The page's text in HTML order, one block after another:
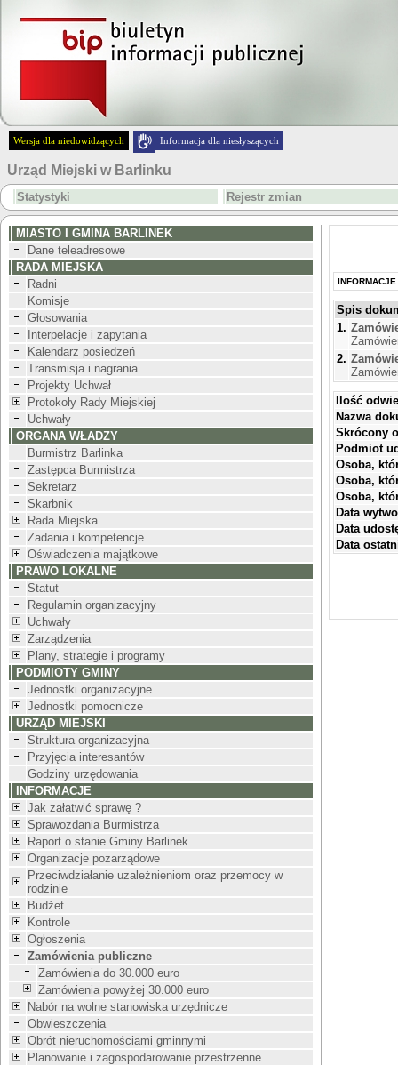
Wersja dla niedowidzących Informacja dla niesłyszących
Urząd Miejski w Barlinku
Statystyki Rejestr zmian
MIASTO I GMINA BARLINEK
Dane teleadresowe
RADA MIEJSKA
Radni
Komisje
Głosowania
Interpelacje i zapytania
Kalendarz posiedzeń
Transmisja i nagrania
Projekty Uchwał
Protokoły Rady Miejskiej
Uchwały
ORGANA WŁADZY
Burmistrz Barlinka
Zastępca Burmistrza
Sekretarz
Skarbnik
Rada Miejska
Zadania i kompetencje
Oświadczenia majątkowe
PRAWO LOKALNE
Statut
Regulamin organizacyjny
Uchwały
Zarządzenia
Plany, strategie i programy
PODMIOTY GMINY
Jednostki organizacyjne
Jednostki pomocnicze
URZĄD MIEJSKI
Struktura organizacyjna
Przyjęcia interesantów
Godziny urzędowania
INFORMACJE
Jak załatwić sprawę ?
Sprawozdania Burmistrza
Raport o stanie Gminy Barlinek
Organizacje pozarządowe
Przeciwdziałanie uzależnieniom oraz przemocy w
rodzinie
Budżet
Kontrole
Ogłoszenia
Zamówienia publiczne
Zamówienia do 30.000 euro
Zamówienia powyżej 30.000 euro
Nabór na wolne stanowiska urzędnicze
Obwieszczenia
Obrót nieruchomościami gminnymi
Planowanie i zagospodarowanie przestrzenne
INFORMACJE
Spis
1.
2.
Ilość
Nazwa
Skrócony
Podmiot
Osoba,
Osoba,
Osoba,
Data
Data
Data